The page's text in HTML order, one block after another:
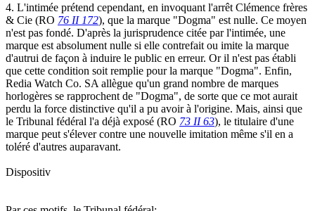
4. L'intimée prétend cependant, en invoquant l'arrêt Clémence frères
& Cie (RO 76 II 172), que la marque "Dogma" est nulle. Ce moyen
n'est pas fondé. D'après la jurisprudence citée par l'intimée, une
marque est absolument nulle si elle contrefait ou imite la marque
d'autrui de façon à induire le public en erreur. Or il n'est pas établi
que cette condition soit remplie pour la marque "Dogma". Enfin,
Redia Watch Co. SA allègue qu'un grand nombre de marques
horlogères se rapprochent de "Dogma", de sorte que ce mot aurait
perdu la force distinctive qu'il a pu avoir à l'origine. Mais, ainsi que
le Tribunal fédéral l'a déjà exposé (RO 73 II 63), le titulaire d'une
marque peut s'élever contre une nouvelle imitation même s'il en a
toléré d'autres auparavant.
Dispositiv